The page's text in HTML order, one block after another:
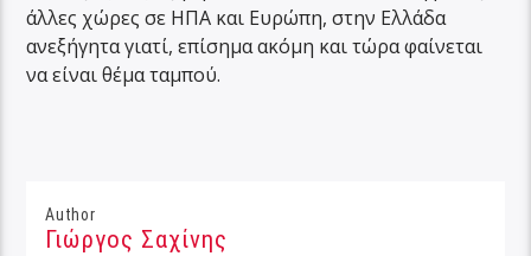
άλλες χώρες σε ΗΠΑ και Ευρώπη, στην Ελλάδα
ανεξήγητα γιατί, επίσημα ακόμη και τώρα φαίνεται
να είναι θέμα ταμπού.
Author
Γιώργος Σαχίνης